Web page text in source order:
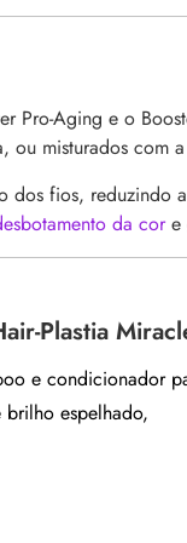
Pro-Aging e o
misturados com
fios, reduzindo
da core
Plastia
e condicionador
espelhado,